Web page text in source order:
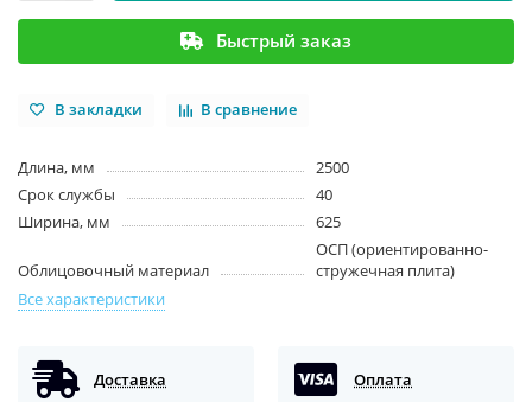
Быстрый заказ
В закладки В сравнение
Длина, мм
2500
Срок службы
40
Ширина, мм
625
Облицовочный материал
ОСП (ориентированно-
стружечная плита)
Все характеристики
Доставка Оплата